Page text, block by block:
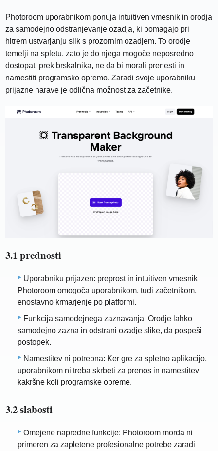
Photoroom uporabnikom ponuja intuitiven vmesnik in orodja
za samodejno odstranjevanje ozadja, ki pomagajo pri
hitrem ustvarjanju slik s prozornim ozadjem. To orodje
temelji na spletu, zato je do njega mogoče neposredno
dostopati prek brskalnika, ne da bi morali prenesti in
namestiti programsko opremo. Zaradi svoje uporabniku
prijazne narave je odlična možnost za začetnike.
3.1 prednosti
Uporabniku prijazen: preprost in intuitiven vmesnik
Photoroom omogoča uporabnikom, tudi začetnikom,
enostavno krmarjenje po platformi.
Funkcija samodejnega zaznavanja: Orodje lahko
samodejno zazna in odstrani ozadje slike, da pospeši
postopek.
Namestitev ni potrebna: Ker gre za spletno aplikacijo,
uporabnikom ni treba skrbeti za prenos in namestitev
kakršne koli programske opreme.
3.2 slabosti
Omejene napredne funkcije: Photoroom morda ni
primeren za zapletene profesionalne potrebe zaradi